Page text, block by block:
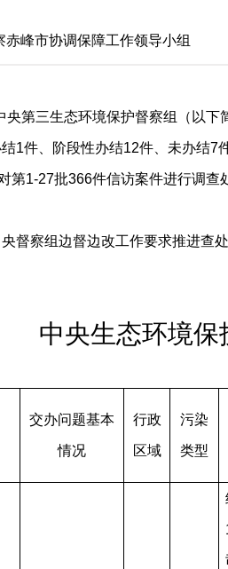
峰市协调保障工作领导小组 发
第三生态环境保护督察组（以
1件、阶段性办结12件、未办结7
第1-27批366件信访案件进行调
督察组边督边改工作要求推进查处
中央生态环境
交办问题基本
情况
行政
区域
污染
类型